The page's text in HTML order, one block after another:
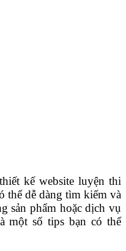
kế website luyện thi
thể dễ dàng tìm kiếm và
sản phẩm hoặc dịch vụ
một số tips bạn có thể